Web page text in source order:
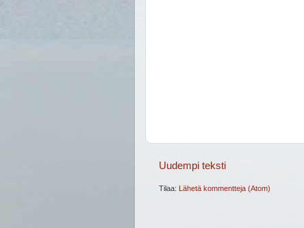
Uudempi teksti
Tilaa: Lähetä kommentteja (Atom)